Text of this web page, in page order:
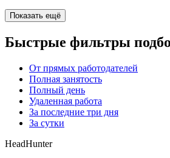
Показать ещё
Быстрые фильтры
От прямых работодателей
Полная занятость
Полный день
Удаленная работа
За последние три дня
За сутки
HeadHunter